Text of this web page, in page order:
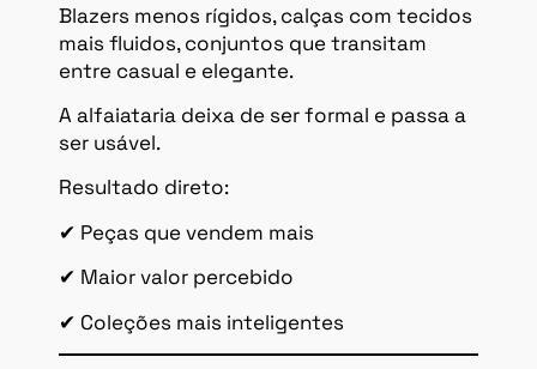
Blazers menos rígidos, calças com tecidos
mais fluidos, conjuntos que transitam
entre casual e elegante.
A alfaiataria deixa de ser formal e passa a
ser usável.
Resultado direto:
✔ Peças que vendem mais
✔ Maior valor percebido
✔ Coleções mais inteligentes